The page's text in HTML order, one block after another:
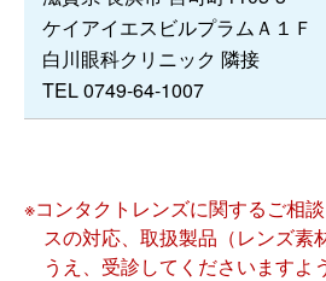
ケイアイエスビルプラムＡ１Ｆ
白川眼科クリニック 隣接
TEL 0749-64-1007
※コンタクトレンズに関するご相
スの対応、取扱製品（レンズ素
うえ、受診してくださいますよ